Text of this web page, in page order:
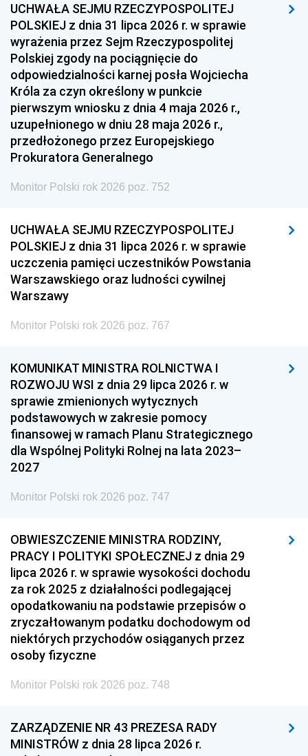
UCHWAŁA SEJMU RZECZYPOSPOLITEJ
POLSKIEJ z dnia 31 lipca 2026 r. w sprawie
wyrażenia przez Sejm Rzeczypospolitej
Polskiej zgody na pociągnięcie do
odpowiedzialności karnej posła Wojciecha
Króla za czyn określony w punkcie
pierwszym wniosku z dnia 4 maja 2026 r.,
uzupełnionego w dniu 28 maja 2026 r.,
przedłożonego przez Europejskiego
Prokuratora Generalnego
Monitor Polski rok 2026 poz. 752
UCHWAŁA SEJMU RZECZYPOSPOLITEJ
POLSKIEJ z dnia 31 lipca 2026 r. w sprawie
uczczenia pamięci uczestników Powstania
Warszawskiego oraz ludności cywilnej
Warszawy
Monitor Polski rok 2026 poz. 767
KOMUNIKAT MINISTRA ROLNICTWA I
ROZWOJU WSI z dnia 29 lipca 2026 r. w
sprawie zmienionych wytycznych
podstawowych w zakresie pomocy
finansowej w ramach Planu Strategicznego
dla Wspólnej Polityki Rolnej na lata 2023–
2027
Monitor Polski rok 2026 poz. 747
OBWIESZCZENIE MINISTRA RODZINY,
PRACY I POLITYKI SPOŁECZNEJ z dnia 29
lipca 2026 r. w sprawie wysokości dochodu
za rok 2025 z działalności podlegającej
opodatkowaniu na podstawie przepisów o
zryczałtowanym podatku dochodowym od
niektórych przychodów osiąganych przez
osoby fizyczne
Monitor Polski rok 2026 poz. 748
ZARZĄDZENIE NR 43 PREZESA RADY
MINISTRÓW z dnia 28 lipca 2026 r.